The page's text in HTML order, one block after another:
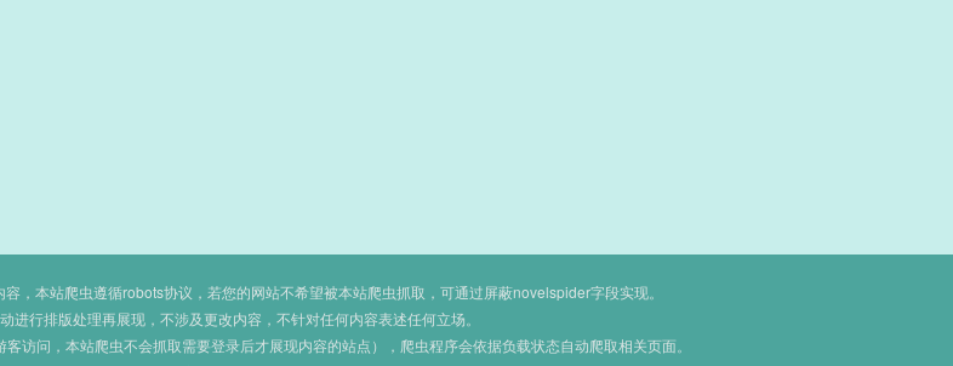
，本站爬虫遵循robots协议，若您的网站不希望被本站爬虫抓取，可通过屏蔽novelspider字段实现。
进行排版处理再展现，不涉及更改内容，不针对任何内容表述任何立场。
访问，本站爬虫不会抓取需要登录后才展现内容的站点），爬虫程序会依据负载状态自动爬取相关页面。